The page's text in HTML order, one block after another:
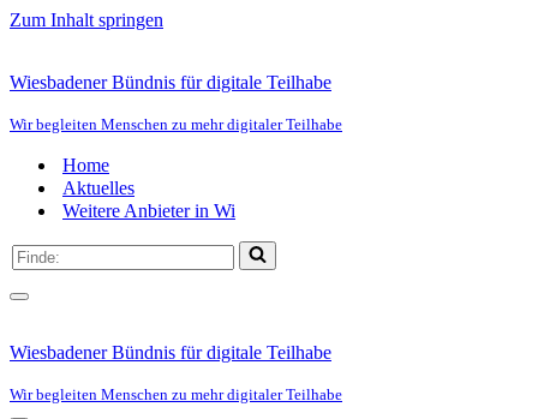
Zum Inhalt springen
Wiesbadener Bündnis für digitale Teilhabe
Wir begleiten Menschen zu mehr digitaler Teilhabe
Home
Aktuelles
Weitere Anbieter in Wi
Suchen
nach …
Navigationsmenü
Wiesbadener Bündnis für digitale Teilhabe
Wir begleiten Menschen zu mehr digitaler Teilhabe